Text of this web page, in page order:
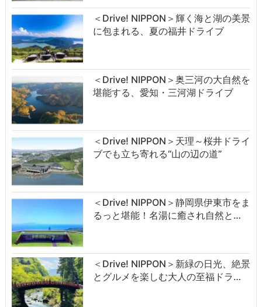
＜Drive! NIPPON＞輝く海と湖の美景
に包まれる、夏の福井ドライブ
＜Drive! NIPPON＞奥三河の大自然を
堪能する、愛知・三河湖ドライブ
＜Drive! NIPPON＞天理～桜井ドライ
ブでも立ち寄れる“山の辺の道”
＜Drive! NIPPON＞静岡県伊東市をま
るっと堪能！名湯に癒され自然と…
＜Drive! NIPPON＞新緑の日光、絶景
とグルメを楽しむ大人の至福ドラ…